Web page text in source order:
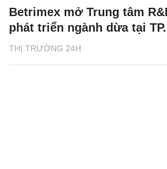
THỊ TRƯỜNG 24H
Betrimex mở Trung tâm
phát triển ngành dừa tại